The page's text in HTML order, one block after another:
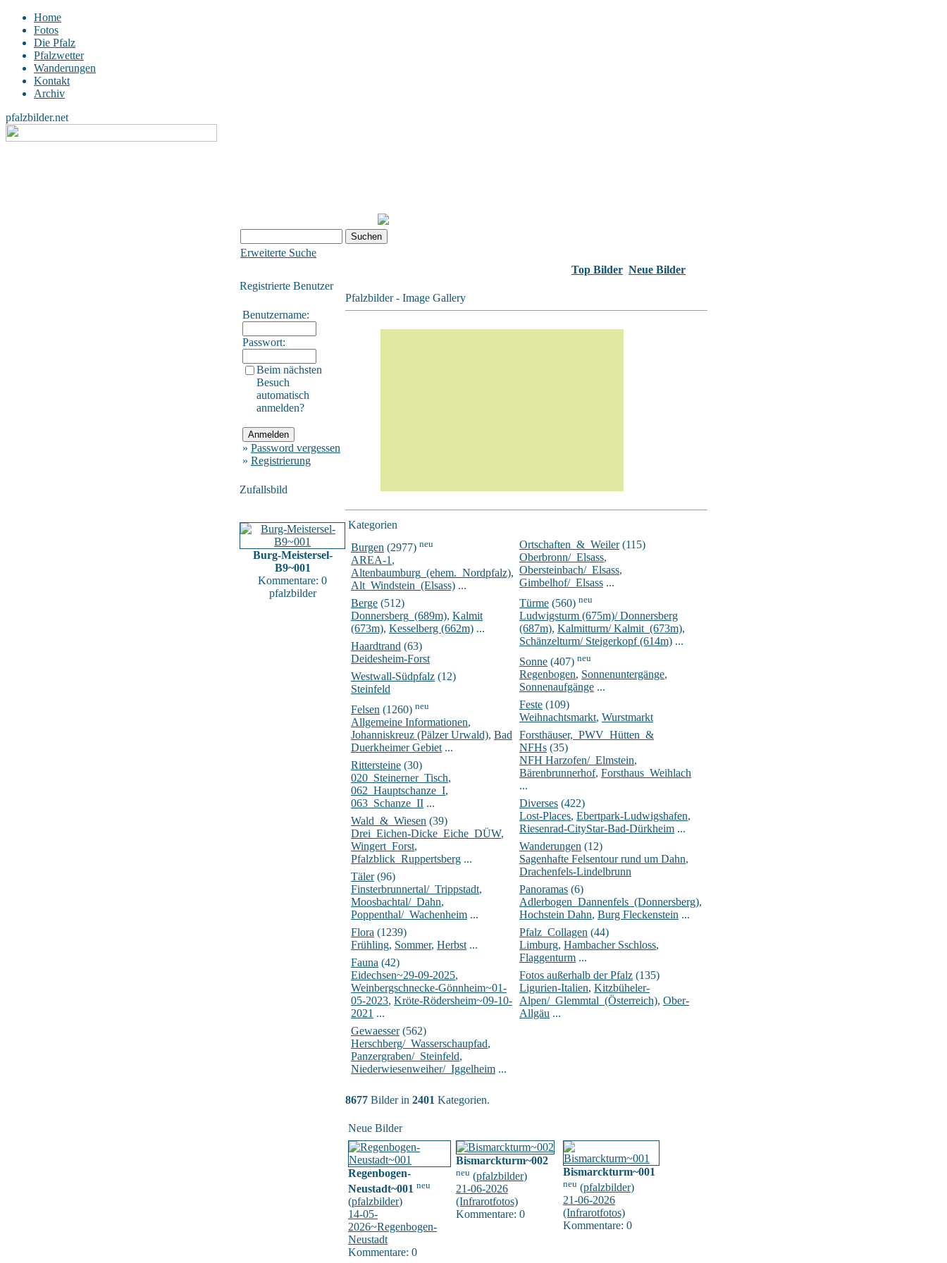
Home
Fotos
Die Pfalz
Pfalzwetter
Wanderungen
Kontakt
Archiv
pfalzbilder.net
Erweiterte Suche
Top Bilder Neue Bilder
Registrierte Benutzer
Benutzername:
Passwort:
Beim nächsten
Besuch
automatisch
anmelden?
» Password vergessen
» Registrierung
Zufallsbild
Burg-Meistersel-
B9~001
Kommentare: 0
pfalzbilder
Pfalzbilder - Image Gallery
Kategorien
Burgen (2977) neu
AREA-1 ,
Altenbaumburg_(ehem._Nordpfalz),
Alt_Windstein_(Elsass) ...
Berge (512)
Donnersberg_(689m), Kalmit
(673m), Kesselberg (662m) ...
Haardtrand (63)
Deidesheim-Forst
Westwall-Südpfalz (12)
Steinfeld
Felsen (1260) neu
Allgemeine Informationen,
Johanniskreuz (Pälzer Urwald), Bad
Duerkheimer Gebiet ...
Rittersteine (30)
020_Steinerner_Tisch,
062_Hauptschanze_I,
063_Schanze_II ...
Wald_&_Wiesen (39)
Drei_Eichen-Dicke_Eiche_DÜW,
Wingert_Forst,
Pfalzblick_Ruppertsberg ...
Täler(96)
Finsterbrunnertal/_Trippstadt,
Moosbachtal/_Dahn,
Poppenthal/_Wachenheim ...
Flora (1239)
Frühling, Sommer, Herbst ...
Fauna (42)
Eidechsen~29-09-2025,
Weinbergschnecke-Gönnheim~01-
05-2023, Kröte-Rödersheim~09-10-
2021 ...
Gewaesser(562)
Herschberg/_Wasserschaupfad,
Panzergraben/_Steinfeld,
Niederwiesenweiher/_Iggelheim ...
Ortschaften_&_Weiler(115)
Oberbronn/_Elsass,
Obersteinbach/_Elsass,
Gimbelhof/_Elsass ...
Türme (560) neu
Ludwigsturm (675m)/ Donnersberg
(687m), Kalmitturm/ Kalmit_(673m),
Schänzelturm/ Steigerkopf (614m) ...
Sonne (407) neu
Regenbogen, Sonnenuntergänge,
Sonnenaufgänge ...
Feste (109)
Weihnachtsmarkt, Wurstmarkt
Forsthäuser,_PWV_Hütten_&
NFHs (35)
NFH Harzofen/_Elmstein,
Bärenbrunnerhof, Forsthaus_Weihlach
...
Diverses (422)
Lost-Places, Ebertpark-Ludwigshafen,
Riesenrad-CityStar-Bad-Dürkheim ...
Wanderungen (12)
Sagenhafte Felsentour rund um Dahn,
Drachenfels-Lindelbrunn
Panoramas (6)
Adlerbogen_Dannenfels_(Donnersberg),
Hochstein Dahn, Burg Fleckenstein ...
Pfalz_Collagen (44)
Limburg, Hambacher Sschloss,
Flaggenturm ...
Fotos außerhalb der Pfalz (135)
Ligurien-Italien, Kitzbüheler-
Alpen/_Glemmtal_(Österreich), Ober-
Allgäu ...
8677 Bilder in 2401 Kategorien.
Neue Bilder
Regenbogen-
Neustadt~001 neu
(pfalzbilder)
14-05-
2026~Regenbogen-
Neustadt
Kommentare: 0
Bismarckturm~002
neu (pfalzbilder)
21-06-2026
(Infrarotfotos)
Kommentare: 0
Bismarckturm~001
neu (pfalzbilder)
21-06-2026
(Infrarotfotos)
Kommentare: 0